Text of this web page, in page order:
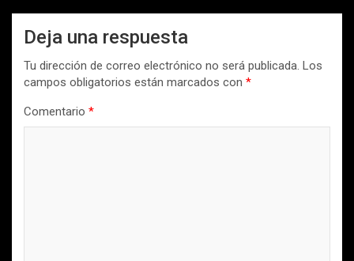
Deja una respuesta
Tu dirección de correo electrónico no será publicada. Los
campos obligatorios están marcados con *
Comentario *